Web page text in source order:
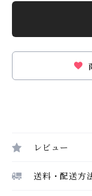
レビュー
送料・配送方